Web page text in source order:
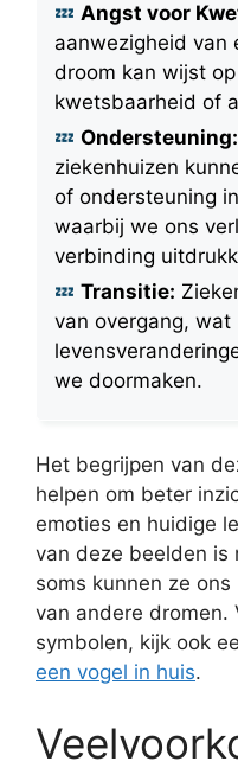
Angst voor
aanwezigheid van
droom kan wijst
kwetsbaarheid of
Ondersteuning:
ziekenhuizen
of ondersteuning
waarbij we ons
verbinding
Transitie:
van overgang, wat
we doormaken.
Het begrijpen van
helpen om beter
emoties en huidige
van deze beelden is
soms kunnen ze
van andere dromen.
symbolen, kijk ook
een vogel in huis.